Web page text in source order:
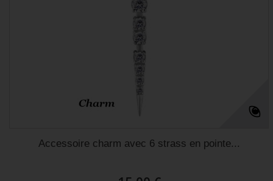
Accessoire charm avec 6 strass en pointe...